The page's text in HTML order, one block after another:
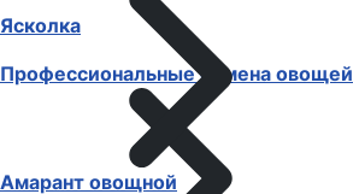
Ясколка
Профессиональные семена овощей
Амарант овощной